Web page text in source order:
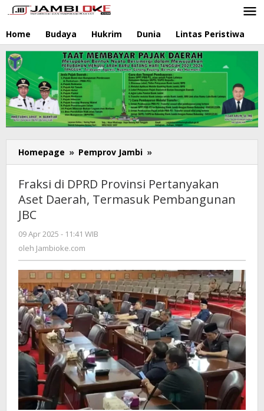
Lewati
ke
konten
Home Budaya Hukrim Dunia Lintas Peristiwa
Homepage » Pemprov Jambi »
di
Provinsi
Pertanyakan
JBC
Fraksi di DPRD Provinsi Pertanyakan
Aset Daerah, Termasuk Pembangunan
JBC
09 Apr 2025 - 11:41 WIB
oleh Jambioke.com